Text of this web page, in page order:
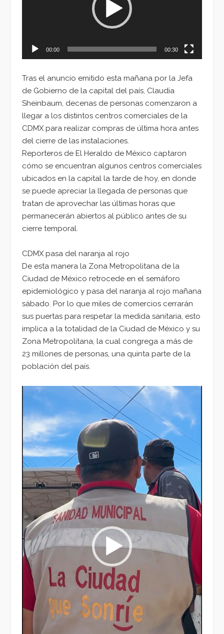
00:00 00:30
Tras el anuncio emitido esta mañana por la Jefa
de Gobierno de la capital del país, Claudia
Sheinbaum, decenas de personas comenzaron a
llegar a los distintos centros comerciales de la
CDMX para realizar compras de última hora antes
del cierre de las instalaciones.
Reporteros de El Heraldo de México captaron
cómo se encuentran algunos centros comerciales
ubicados en la capital la tarde de hoy, en donde
se puede apreciar la llegada de personas que
tratan de aprovechar las últimas horas que
permanecerán abiertos al público antes de su
cierre temporal.
CDMX pasa del naranja al rojo
De esta manera la Zona Metropolitana de la
Ciudad de México retrocede en el semáforo
epidemiológico y pasa del naranja al rojo mañana
sábado. Por lo que miles de comercios cerrarán
sus puertas para respetar la medida sanitaria, esto
implica a la totalidad de la Ciudad de México y su
Zona Metropolitana, la cual congrega a más de
23 millones de personas, una quinta parte de la
población del país.
Reproductor
vídeo